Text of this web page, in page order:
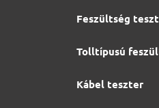
Feszültség
Tolltípusú
Kábel teszter